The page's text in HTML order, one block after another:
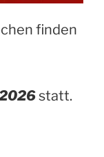
finden
statt.